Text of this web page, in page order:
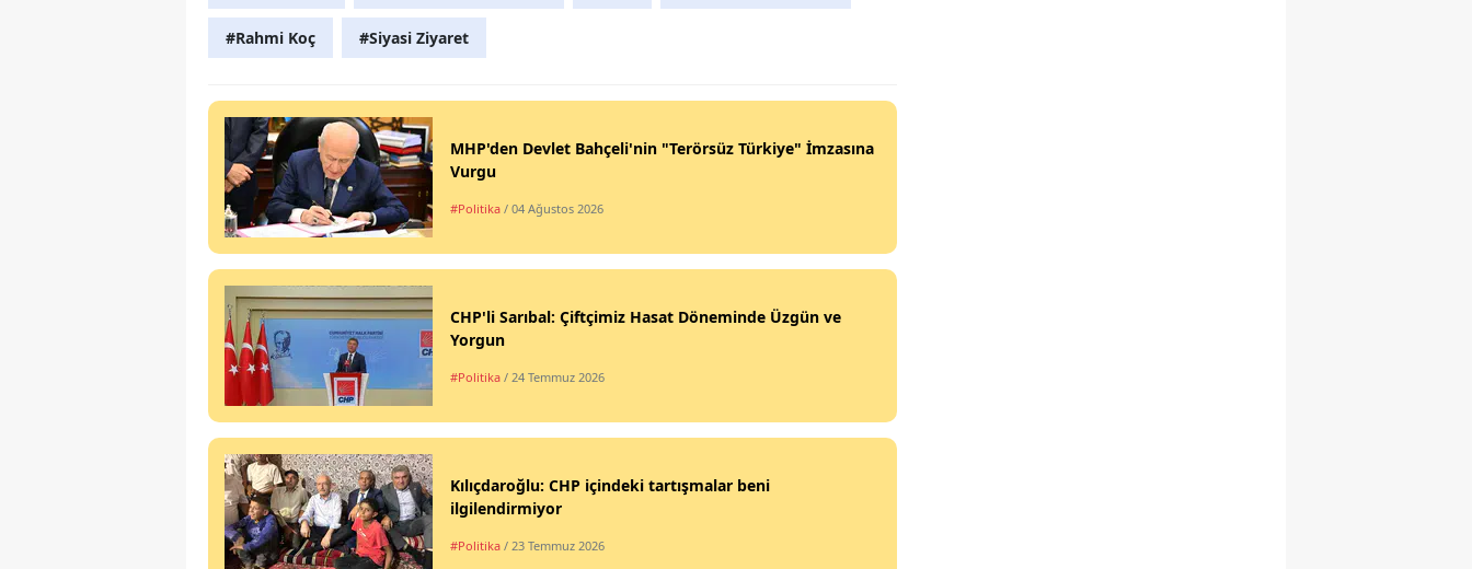
#Rahmi Koç #Siyasi Ziyaret
MHP'den Devlet Bahçeli'nin "Terörsüz Türkiye" İmzasına
Vurgu
#Politika / 04 Ağustos 2026
CHP'li Sarıbal: Çiftçimiz Hasat Döneminde Üzgün ve
Yorgun
#Politika / 24 Temmuz 2026
Kılıçdaroğlu: CHP içindeki tartışmalar beni
ilgilendirmiyor
#Politika / 23 Temmuz 2026